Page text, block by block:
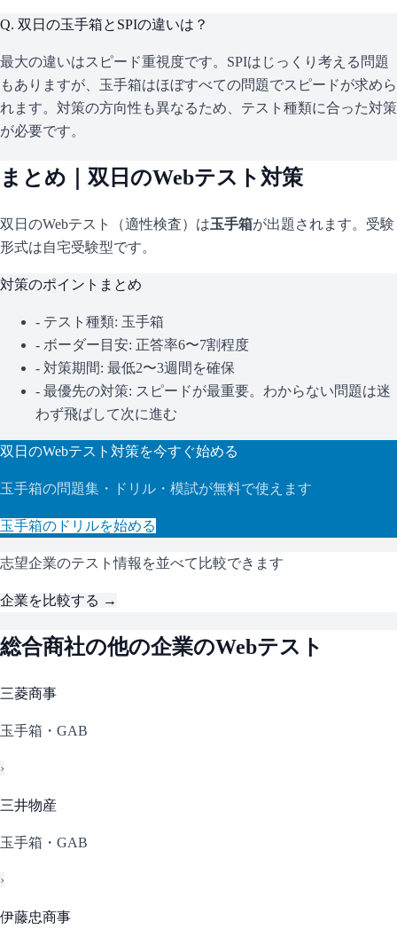
Q. 双日の玉手箱とSPIの違いは？
最大の違いはスピード重視度です。SPIはじっくり考える問題
もありますが、玉手箱はほぼすべての問題でスピードが求めら
れます。対策の方向性も異なるため、テスト種類に合った対策
が必要です。
まとめ｜ 双日 のWebテスト対策
双日 のWebテスト（適性検査）は玉手箱が出題されます。 受験
形式は自宅受験型です。
対策のポイントまとめ
- テスト種類: 玉手箱
- ボーダー目安: 正答率6〜7割程度
- 対策期間: 最低2〜3週間を確保
- 最優先の対策: スピードが最重要。わからない問題は迷
わず飛ばして次に進む
双日 のWebテスト対策を今すぐ始める
玉手箱の問題集・ドリル・模試が無料で使えます
玉手箱のドリルを始める
志望企業のテスト情報を並べて比較できます
企業を比較する →
総合商社の他の企業のWebテスト
三菱商事
玉手箱・GAB
›
三井物産
玉手箱・GAB
›
伊藤忠商事